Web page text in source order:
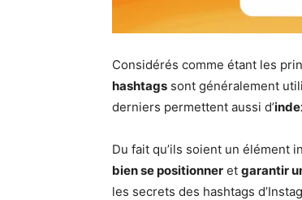
Considérés comme étant les
hashtags sont généralement
derniers permettent aussi d’
Du fait qu’ils soient un élément
bien se positionner et garantir
les secrets des hashtags